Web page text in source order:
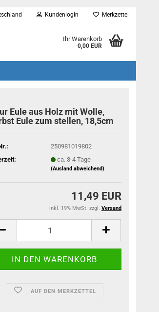
Kundenlogin Merkzettel
Ihr Warenkorb
0,00 EUR
Eule aus Holz mit Wolle,
Eule zum stellen, 18,5cm
250981019802
ca. 3-4 Tage
(Ausland abweichend)
11,49 EUR
inkl. 19% MwSt. zzgl. Versand
AUF DEN MERKZETTEL